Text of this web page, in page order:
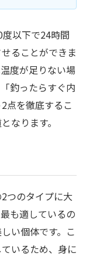
以下で24時間
ることができま
度が足りない場
釣ったらすぐ内
点を徹底するこ
なります。
つのタイプに大
も適しているの
い個体です。こ
いるため、身に